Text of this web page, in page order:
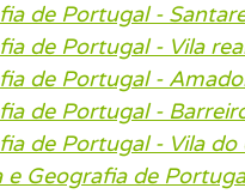
de Portugal -
de Portugal - Vila
de Portugal -
de Portugal -
de Portugal - Vila do
e Geografia de